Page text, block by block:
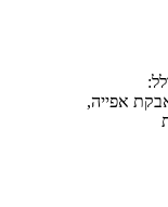
אפייה,